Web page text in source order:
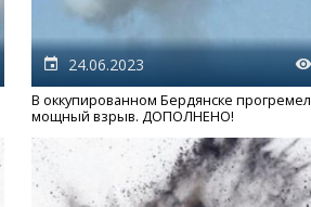
24.06.2023
В оккупированном Бердянске прогремел
мощный взрыв. ДОПОЛНЕНО!